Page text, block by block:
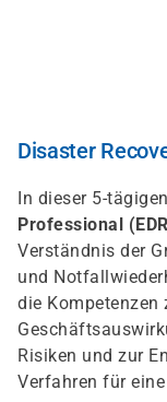
Disaster
In dieser 5-
Professional
Verständnis der
und
die Kompetenzen
Risiken und zur
Verfahren für